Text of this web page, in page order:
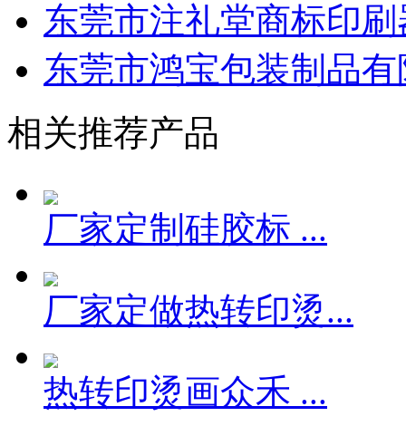
东莞市注礼堂商标印
东莞市鸿宝包装制品
相关推荐产品
厂家定制硅胶标 ...
厂家定做热转印烫...
热转印烫画众禾 ...